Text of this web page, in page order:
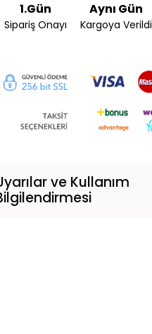
1.Gün
Sipariş Onayı
Aynı Gün
Kargoya Verildi
ve Kullanım